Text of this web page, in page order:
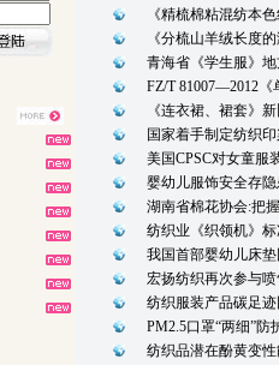
《精梳棉粘混纺本
《分梳山羊绒长度
青海省《学生服》
FZ/T 81007—2012
《连衣裙、裙套》
国家着手制定纺织
美国CPSC对女童服
婴幼儿服饰安全存
湖南省棉花协会:把
纺织业《织领机》
我国首部婴幼儿床
宏扬纺织再次参与
纺织服装产品碳足
PM2.5口罩“两细”防
纺织品潜在酚黄变